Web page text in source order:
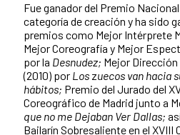
Fue ganador del Premio Nacional
categoría de creación y ha sido
premios como Mejor Intérprete
Mejor Coreografía y Mejor
por la Desnudez; Mejor Dirección
(2010) por Los zuecos van hacia
hábitos; Premio del Jurado del
Coreográfico de Madrid junto a
que no me Dejaban Ver Dallas;
Bailarín Sobresaliente en el